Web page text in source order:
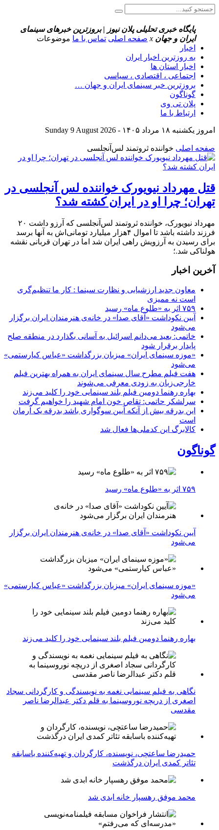
پایگاه خبری تحلیلی پلان نیوز | بروزترین خبرهای سینمای
ایران و جهان x صفحه اصلی تماس با ما موضوعات
اخبار
به روزترین اخبار ایران
اخبار استان ها
اجتماعی ، اقتصادی ، سیاسی
بروزترین خبر سینمای ایران و جهان …
گوناگون
پلان تی وی
ارتباط با ما
امروز یکشنبه ۱۸ مرداد ۱۴۰۵ - Sunday 9 August 2026
صفحه اصلی خواننده ثروتمند لس‌آنجلسی
قتل مهرداد نیویورک خواننده لس آنجلسی در
تهران؛ چرا او در ایران کشته شد؟
مهرداد نیویورک، خواننده ثروتمند لس‌آنجلسی که آرزو داشت ۲۰
فرزند داشته باشد تا اموال ۴هزار میلیارد تومانی‌اش به آنها برسد
برای رسیدن به آرزویش راهی ایران شد اما در تهران قربانی نقشه
هولناکی شد.؛
آخرین اخبار
معاون جدید ارزشیابی و نظارت سینما : کار ما تنظیم‌گری
است نه ممیزی
۷۵۹ اثر به «طلوع ماه» رسید
آیین نکوداشت «آقای صدا» در خانه‌ی هنرمندان ایران برگزار
می‌شود
خاتمی: بعید می‌دانم اسرائیل به آسانی بگذارد در منطقه صلح
پایدار برقرار شود
«موزه سینمای ایران» میزبان بزرگداشت «عباس کیارستمی»
می‌شود
هفت فیلم مطرح سال سینمای ایران به همراه بهترین فیلم
خارجی‌زبان به زودی معرفی می‌شوند
بهاره رهنما دومین فیلم بلند سینمایی خود را کلید می‌زند
سرلشکر حاتمی: تقاص خون امام شهید را خواهیم گرفت
این بدرقه بیش از آنکه آیین سوگواری باشد بدرقه یک آرمان
است
کالابرگ این کدملی‌ها فعال شد
گوناگون
۷۵۹ اثر به «طلوع ماه» رسید
آیین نکوداشت «آقای صدا» در خانه‌ی هنرمندان ایران برگزار
می‌شود
«موزه سینمای ایران» میزبان بزرگداشت «عباس کیارستمی»
می‌شود
بهاره رهنما دومین فیلم بلند سینمایی خود را کلید می‌زند
نگاهی به فیلم سینمایی نغمه به نویسندگی و کارگردانی سجاد
اصغری از دریچه نوروسینما به قلم دکتر عبدالرضا ناصر
مقدسی
حمیدرضا ساعتچی، نویسنده، کارگردان و تهیه‌کننده باسابقه
تئاتر کمدی ایران درگذشت
محمد موفق رهسپار خانه ابدی شد